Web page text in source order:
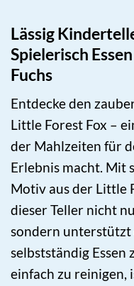
Lässig
Spielerisch
Fuchs
Entdecke den
Little Forest Fox –
der Mahlzeiten für
Erlebnis macht. Mit
Motiv aus der Little
dieser Teller nicht
sondern unterstützt
selbstständig Essen
einfach zu reinigen,